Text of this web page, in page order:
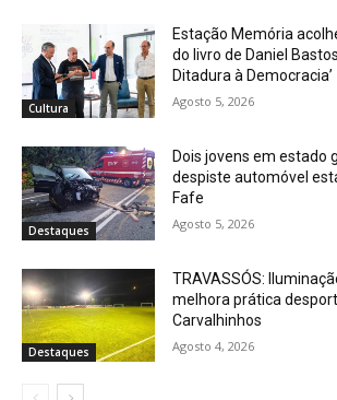
Cultura
Estação Memória
do livro de Daniel
Ditadura à Democracia’
Agosto 5, 2026
Destaques
Dois jovens em estado
despiste automóvel
Fafe
Agosto 5, 2026
Destaques
TRAVASSÓS:
melhora prática
Carvalhinhos
Agosto 4, 2026